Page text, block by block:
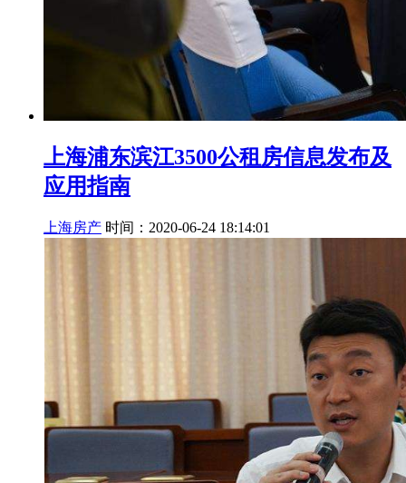
上海浦东滨江3500公租房信息发布及
应用指南
上海房产 时间：2020-06-24 18:14:01